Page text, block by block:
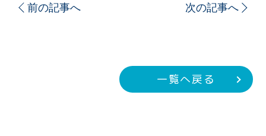
前の記事へ 次の記事へ
一覧へ戻る